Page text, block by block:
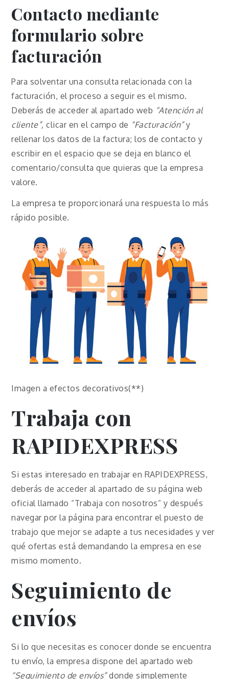
Contacto mediante
formulario sobre
facturación
Para solventar una consulta relacionada con la
facturación, el proceso a seguir es el mismo.
Deberás de acceder al apartado web “Atención al
cliente”,clicar en el campo de “Facturación”y
rellenar los datos de la factura; los de contacto y
escribir en el espacio que se deja en blanco el
comentario/consulta que quieras que la empresa
valore.
La empresa te proporcionará una respuesta lo más
rápido posible.
Imagen a efectos decorativos(**)
Trabaja con
RAPIDEXPRESS
Si estas interesado en trabajar en RAPIDEXPRESS,
deberás de acceder al apartado de su página web
oficial llamado “Trabaja con nosotros” y después
navegar por la página para encontrar el puesto de
trabajo que mejor se adapte a tus necesidades y ver
qué ofertas está demandando la empresa en ese
mismo momento.
Seguimiento de
envíos
Si lo que necesitas es conocer donde se encuentra
tu envío, la empresa dispone del apartado web
“Seguimiento de envíos”donde simplemente